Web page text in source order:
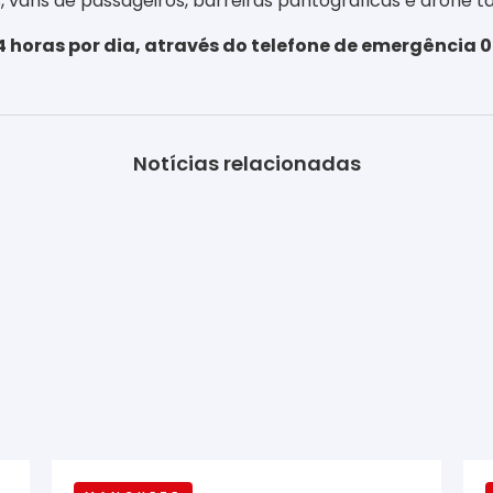
horaspor dia, através do telefone de emergência
Notícias relacionadas